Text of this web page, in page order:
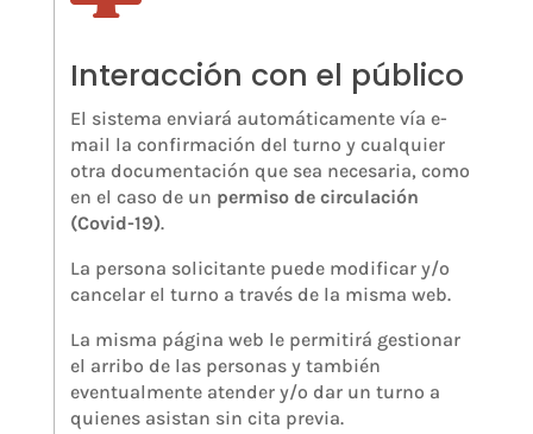
Interacción con el público
El sistema enviará automáticamente vía e-
mail la confirmación del turno y cualquier
otra documentación que sea necesaria, como
en el caso de un permiso de circulación
(Covid-19).
La persona solicitante puede modificar y/o
cancelar el turno a través de la misma web.
La misma página web le permitirá gestionar
el arribo de las personas y también
eventualmente atender y/o dar un turno a
quienes asistan sin cita previa.